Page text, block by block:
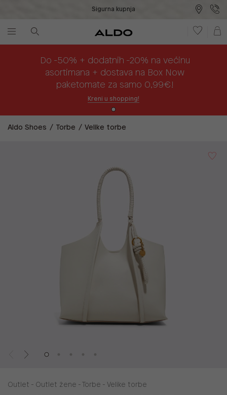
Sigurna kupnja
Do -50% + dodatnih -20% na većinu
asortimana + dostava na Box Now
paketomate za samo 0,99€!
Kreni u shopping!
Aldo Shoes Torbe Velike torbe
Outlet - Outlet žene - Torbe - Velike torbe